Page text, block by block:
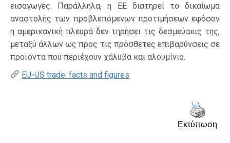
εισαγωγές. Παράλληλα, η ΕΕ διατηρεί το δικαίωμα
αναστολής των προβλεπόμενων προτιμήσεων εφόσον
η αμερικανική πλευρά δεν τηρήσει τις δεσμεύσεις της,
μεταξύ άλλων ως προς τις πρόσθετες επιβαρύνσεις σε
προϊόντα που περιέχουν χάλυβα και αλουμίνιο.
EU-US trade: facts and figures
Εκτύπωση